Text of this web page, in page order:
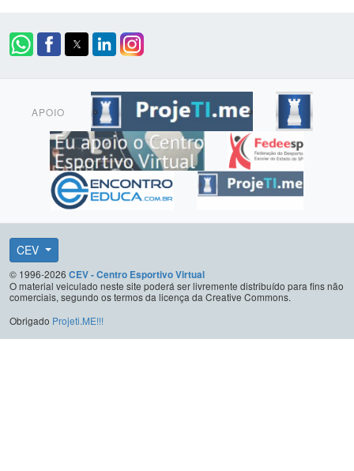
APOIO
CEV
© 1996-2026 CEV - Centro Esportivo Virtual
O material veiculado neste site poderá ser livremente distribuído para fins não
comerciais, segundo os termos da licença da Creative Commons.
Obrigado Projeti.ME!!!